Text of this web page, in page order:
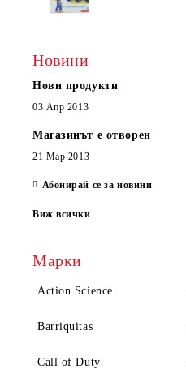
Новини
Нови продукти
03 Апр 2013
Магазинът е отворен
21 Мар 2013
Абонирай се за новини
Виж всички
Марки
Action Science
Barriquitas
Call of Duty